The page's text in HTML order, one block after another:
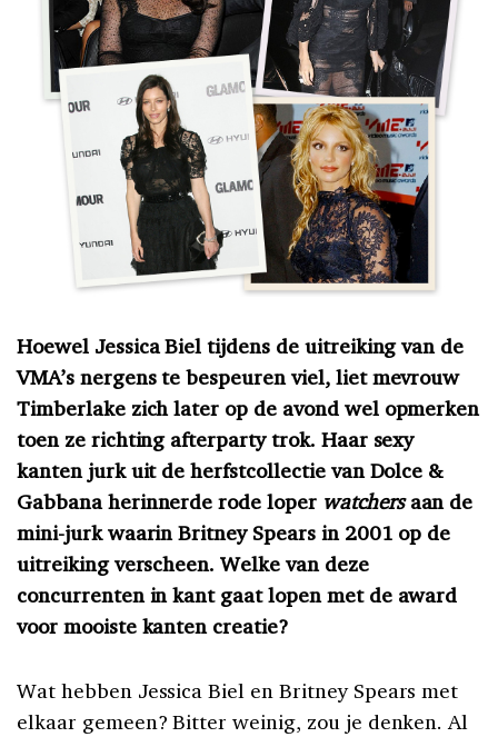
Hoewel Jessica Biel tijdens de uitreiking van de
VMA’s nergens te bespeuren viel, liet mevrouw
Timberlake zich later op de avond wel opmerken
toen ze richting afterparty trok. Haar sexy
kanten jurk uit de herfstcollectie van Dolce &
Gabbana herinnerde rode loper watchers aan de
mini-jurk waarin Britney Spears in 2001 op de
uitreiking verscheen. Welke van deze
concurrenten in kant gaat lopen met de award
voor mooiste kanten creatie?
Wat hebben Jessica Biel en Britney Spears met
elkaar gemeen? Bitter weinig, zou je denken. Al